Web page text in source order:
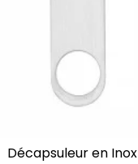
Décapsuleur en Inox